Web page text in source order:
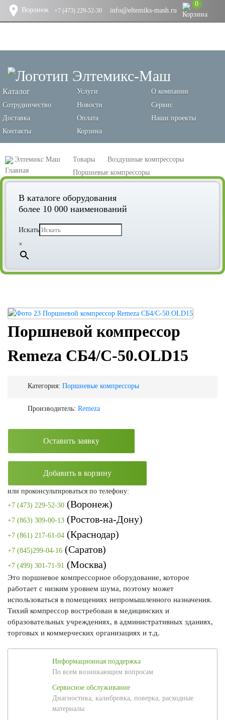
Воронеж +7 (473) 229-52-30 info@eltemiks-mash.ru
0
Каталог Услуги
О компании
Сотрудничество
Новости
Сервис
Доставка
Оплата
Наши проекты
Контакты
Корзина
Элтемикс Маш Товары
Воздушные компрессоры
Поршневые компрессоры
Поршневой компрессор Remeza СБ4/C-50.OLD15
В каталоге оборудования
более 10 000 наименований
Искать
×
Поршневой компрессор
Remeza СБ4/C-50.OLD15
Категория: Поршневые компрессоры
Производитель: Remeza
Оставить заявку
Добавить в корзину
или проконсультироваться по телефону:
+7 (473) 229-52-30 (Воронеж)
+7 (863) 309-00-13 (Ростов-на-Дону)
+7 (861) 217-61-04 (Краснодар)
+7 (845)299-04-16 (Саратов)
+7 (499) 301-71-91 (Москва)
Это поршневое компрессорное оборудование, которое
работает с низким уровнем шума, поэтому может
использоваться в помещениях непромышленного назначения.
Тихий компрессор востребован в медицинских и
образовательных учреждениях, в административных зданиях,
торговых и коммерческих организациях и т.д.
Информационная поддержка
По всем возникающим вопросам
Сервисное обслуживание
Диагностика, калибровка, поверка, расходные
материалы